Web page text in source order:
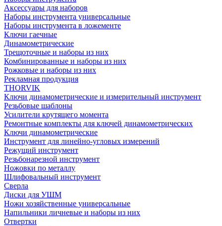
Аксессуары для наборов
Наборы инструмента универсальные
Наборы инструмента в ложементе
Ключи гаечные
Динамометрические
Трещоточные и наборы из них
Комбинированные и наборы из них
Рожковые и наборы из них
Рекламная продукция
THORVIK
Ключи динамометрические и измерительный инструмент
Резьбовые шаблоны
Усилители крутящего момента
Ремонтные комплекты для ключей динамометрических
Ключи динамометрические
Инструмент для линейно-угловых измерений
Режущий инструмент
Резьбонарезной инструмент
Ножовки по металлу
Шлифовальный инструмент
Сверла
Диски для УШМ
Ножи хозяйственные универсальные
Напильники личневые и наборы из них
Отвертки